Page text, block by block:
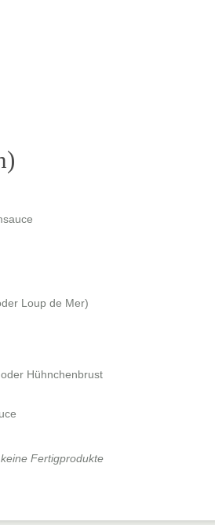
Loup de Mer)
Hühnchenbrust
Fertigprodukte